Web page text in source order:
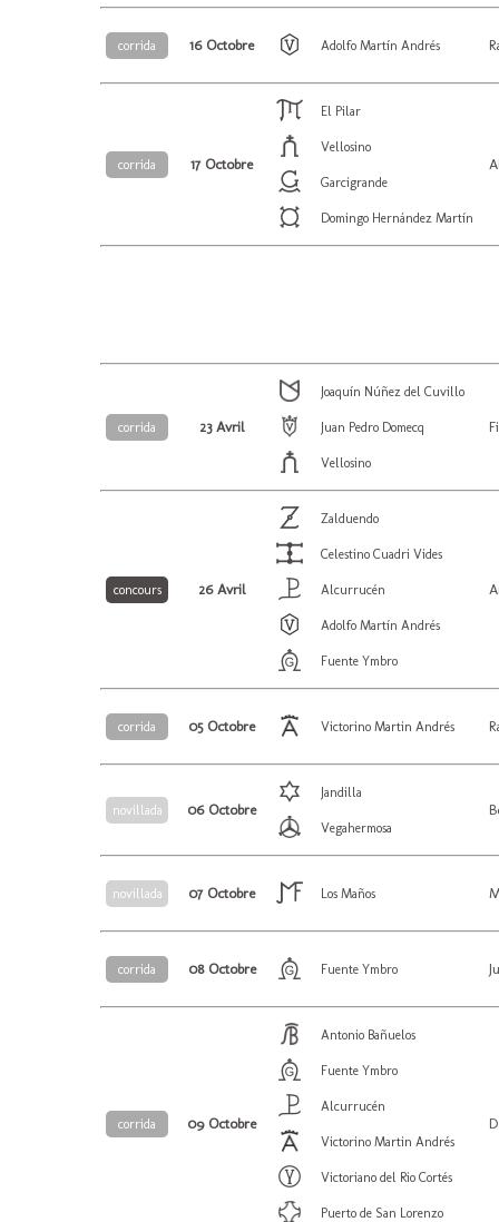
corrida 16 Octobre Adolfo Martín Andrés
corrida 17 Octobre
El Pilar
Vellosino
Garcigrande
Domingo Hernández Martín
corrida 23 Avril
Joaquín Núñez del Cuvillo
Juan Pedro Domecq
Vellosino
concours 26 Avril
Zalduendo
Celestino Cuadri Vides
Alcurrucén
Adolfo Martín Andrés
Fuente Ymbro
corrida 05 Octobre Victorino Martin Andrés
novillada 06 Octobre
Jandilla
Vegahermosa
novillada 07 Octobre Los Maños
corrida 08 Octobre Fuente Ymbro
corrida 09 Octobre
Antonio Bañuelos
Fuente Ymbro
Alcurrucén
Victorino Martin Andrés
Victoriano del Rio Cortés
Puerto de San Lorenzo